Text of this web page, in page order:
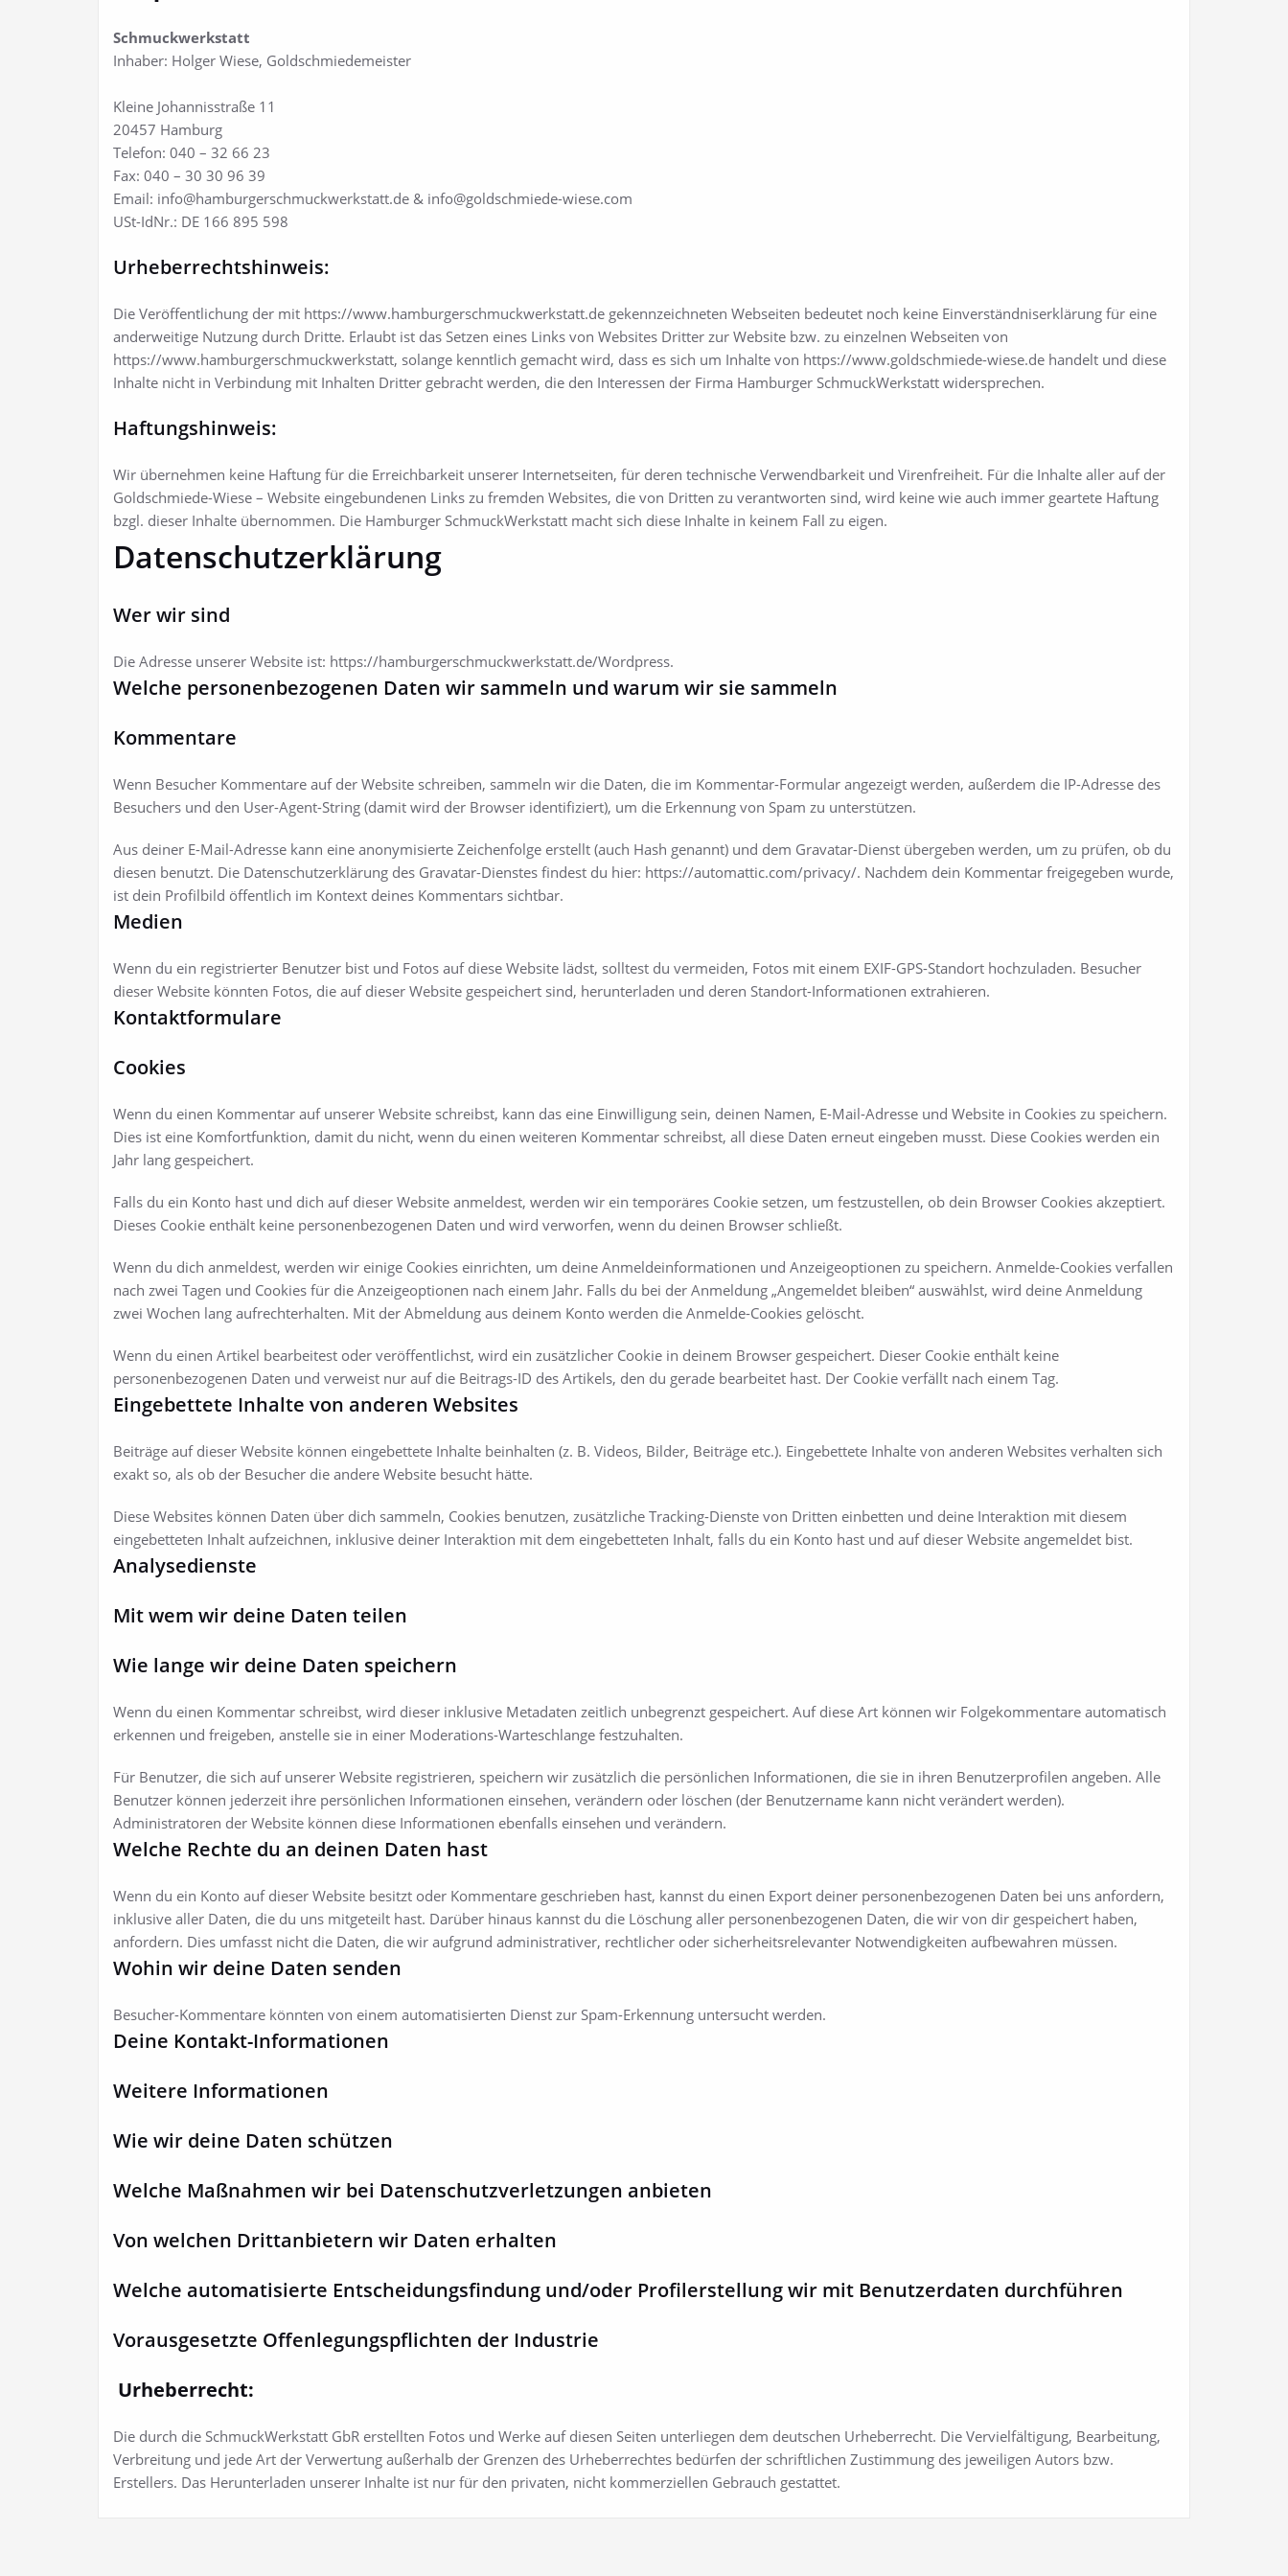
Schmuckwerkstatt
Inhaber: Holger Wiese, Goldschmiedemeister
Kleine Johannisstraße 11
20457 Hamburg
Telefon: 040 – 32 66 23
Fax: 040 – 30 30 96 39
Email: info@hamburgerschmuckwerkstatt.de & info@goldschmiede-wiese.com
USt-IdNr.: DE 166 895 598
Urheberrechtshinweis:
Die Veröffentlichung der mit https://www.hamburgerschmuckwerkstatt.de gekennzeichneten Webseiten bedeutet noch keine Einverständniserklärung für eine
anderweitige Nutzung durch Dritte. Erlaubt ist das Setzen eines Links von Websites Dritter zur Website bzw. zu einzelnen Webseiten von
https://www.hamburgerschmuckwerkstatt, solange kenntlich gemacht wird, dass es sich um Inhalte von https://www.goldschmiede-wiese.de handelt und diese
Inhalte nicht in Verbindung mit Inhalten Dritter gebracht werden, die den Interessen der Firma Hamburger SchmuckWerkstatt widersprechen.
Haftungshinweis:
Wir übernehmen keine Haftung für die Erreichbarkeit unserer Internetseiten, für deren technische Verwendbarkeit und Virenfreiheit. Für die Inhalte aller auf der
Goldschmiede-Wiese – Website eingebundenen Links zu fremden Websites, die von Dritten zu verantworten sind, wird keine wie auch immer geartete Haftung
bzgl. dieser Inhalte übernommen. Die Hamburger SchmuckWerkstatt macht sich diese Inhalte in keinem Fall zu eigen.
Datenschutzerklärung
Wer wir sind
Die Adresse unserer Website ist: https://hamburgerschmuckwerkstatt.de/Wordpress.
Welche personenbezogenen Daten wir sammeln und warum wir sie sammeln
Kommentare
Wenn Besucher Kommentare auf der Website schreiben, sammeln wir die Daten, die im Kommentar-Formular angezeigt werden, außerdem die IP-Adresse des
Besuchers und den User-Agent-String (damit wird der Browser identifiziert), um die Erkennung von Spam zu unterstützen.
Aus deiner E-Mail-Adresse kann eine anonymisierte Zeichenfolge erstellt (auch Hash genannt) und dem Gravatar-Dienst übergeben werden, um zu prüfen, ob du
diesen benutzt. Die Datenschutzerklärung des Gravatar-Dienstes findest du hier: https://automattic.com/privacy/. Nachdem dein Kommentar freigegeben wurde,
ist dein Profilbild öffentlich im Kontext deines Kommentars sichtbar.
Medien
Wenn du ein registrierter Benutzer bist und Fotos auf diese Website lädst, solltest du vermeiden, Fotos mit einem EXIF-GPS-Standort hochzuladen. Besucher
dieser Website könnten Fotos, die auf dieser Website gespeichert sind, herunterladen und deren Standort-Informationen extrahieren.
Kontaktformulare
Cookies
Wenn du einen Kommentar auf unserer Website schreibst, kann das eine Einwilligung sein, deinen Namen, E-Mail-Adresse und Website in Cookies zu speichern.
Dies ist eine Komfortfunktion, damit du nicht, wenn du einen weiteren Kommentar schreibst, all diese Daten erneut eingeben musst. Diese Cookies werden ein
Jahr lang gespeichert.
Falls du ein Konto hast und dich auf dieser Website anmeldest, werden wir ein temporäres Cookie setzen, um festzustellen, ob dein Browser Cookies akzeptiert.
Dieses Cookie enthält keine personenbezogenen Daten und wird verworfen, wenn du deinen Browser schließt.
Wenn du dich anmeldest, werden wir einige Cookies einrichten, um deine Anmeldeinformationen und Anzeigeoptionen zu speichern. Anmelde-Cookies verfallen
nach zwei Tagen und Cookies für die Anzeigeoptionen nach einem Jahr. Falls du bei der Anmeldung „Angemeldet bleiben“ auswählst, wird deine Anmeldung
zwei Wochen lang aufrechterhalten. Mit der Abmeldung aus deinem Konto werden die Anmelde-Cookies gelöscht.
Wenn du einen Artikel bearbeitest oder veröffentlichst, wird ein zusätzlicher Cookie in deinem Browser gespeichert. Dieser Cookie enthält keine
personenbezogenen Daten und verweist nur auf die Beitrags-ID des Artikels, den du gerade bearbeitet hast. Der Cookie verfällt nach einem Tag.
Eingebettete Inhalte von anderen Websites
Beiträge auf dieser Website können eingebettete Inhalte beinhalten (z. B. Videos, Bilder, Beiträge etc.). Eingebettete Inhalte von anderen Websites verhalten sich
exakt so, als ob der Besucher die andere Website besucht hätte.
Diese Websites können Daten über dich sammeln, Cookies benutzen, zusätzliche Tracking-Dienste von Dritten einbetten und deine Interaktion mit diesem
eingebetteten Inhalt aufzeichnen, inklusive deiner Interaktion mit dem eingebetteten Inhalt, falls du ein Konto hast und auf dieser Website angemeldet bist.
Analysedienste
Mit wem wir deine Daten teilen
Wie lange wir deine Daten speichern
Wenn du einen Kommentar schreibst, wird dieser inklusive Metadaten zeitlich unbegrenzt gespeichert. Auf diese Art können wir Folgekommentare automatisch
erkennen und freigeben, anstelle sie in einer Moderations-Warteschlange festzuhalten.
Für Benutzer, die sich auf unserer Website registrieren, speichern wir zusätzlich die persönlichen Informationen, die sie in ihren Benutzerprofilen angeben. Alle
Benutzer können jederzeit ihre persönlichen Informationen einsehen, verändern oder löschen (der Benutzername kann nicht verändert werden).
Administratoren der Website können diese Informationen ebenfalls einsehen und verändern.
Welche Rechte du an deinen Daten hast
Wenn du ein Konto auf dieser Website besitzt oder Kommentare geschrieben hast, kannst du einen Export deiner personenbezogenen Daten bei uns anfordern,
inklusive aller Daten, die du uns mitgeteilt hast. Darüber hinaus kannst du die Löschung aller personenbezogenen Daten, die wir von dir gespeichert haben,
anfordern. Dies umfasst nicht die Daten, die wir aufgrund administrativer, rechtlicher oder sicherheitsrelevanter Notwendigkeiten aufbewahren müssen.
Wohin wir deine Daten senden
Besucher-Kommentare könnten von einem automatisierten Dienst zur Spam-Erkennung untersucht werden.
Deine Kontakt-Informationen
Weitere Informationen
Wie wir deine Daten schützen
Welche Maßnahmen wir bei Datenschutzverletzungen anbieten
Von welchen Drittanbietern wir Daten erhalten
Welche automatisierte Entscheidungsfindung und/oder Profilerstellung wir mit Benutzerdaten durchführen
Vorausgesetzte Offenlegungspflichten der Industrie
Urheberrecht:
Die durch die SchmuckWerkstatt GbR erstellten Fotos und Werke auf diesen Seiten unterliegen dem deutschen Urheberrecht. Die Vervielfältigung, Bearbeitung,
Verbreitung und jede Art der Verwertung außerhalb der Grenzen des Urheberrechtes bedürfen der schriftlichen Zustimmung des jeweiligen Autors bzw.
Erstellers. Das Herunterladen unserer Inhalte ist nur für den privaten, nicht kommerziellen Gebrauch gestattet.